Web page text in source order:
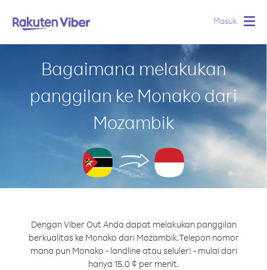
Masuk
Bagaimana melakukan
panggilan ke Monako dari
Mozambik
Dengan Viber Out Anda dapat melakukan panggilan
berkualitas ke Monako dari Mozambik.Telepon nomor
mana pun Monako - landline atau seluler! - mulai dari
hanya 15.0 ¢ per menit.